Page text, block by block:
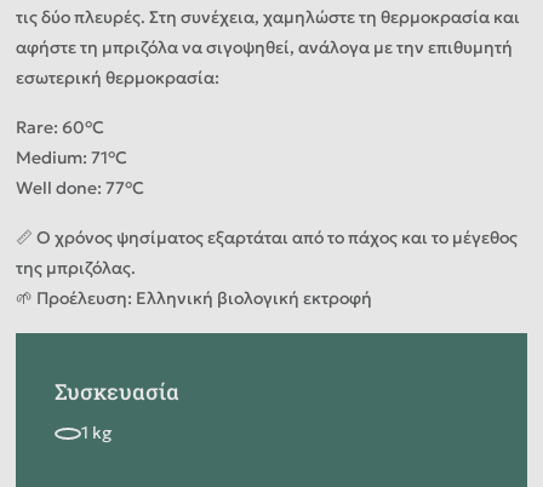
τις δύο πλευρές. Στη συνέχεια, χαμηλώστε τη θερμοκρασία και
αφήστε τη μπριζόλα να σιγοψηθεί, ανάλογα με την επιθυμητή
εσωτερική θερμοκρασία:
Rare: 60°C
Medium: 71°C
Well done: 77°C
📏 Ο χρόνος ψησίματος εξαρτάται από το πάχος και το μέγεθος
της μπριζόλας.
🌱 Προέλευση: Ελληνική βιολογική εκτροφή
Συσκευασία